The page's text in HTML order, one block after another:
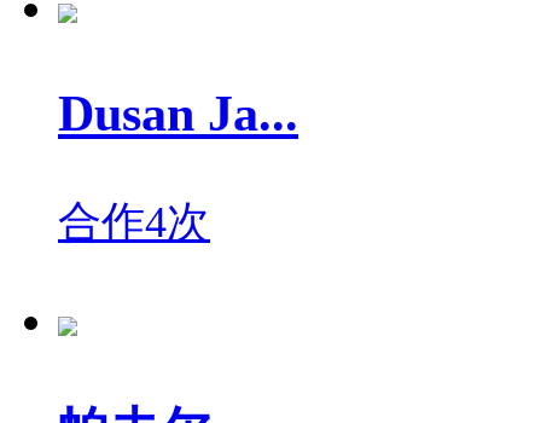
Dusan Ja...
合作4次